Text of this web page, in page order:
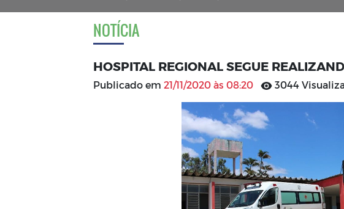
NOTÍCIA
HOSPITAL REGIONAL SEGUE
Publicado em 21/11/2020 às 08:20 3044